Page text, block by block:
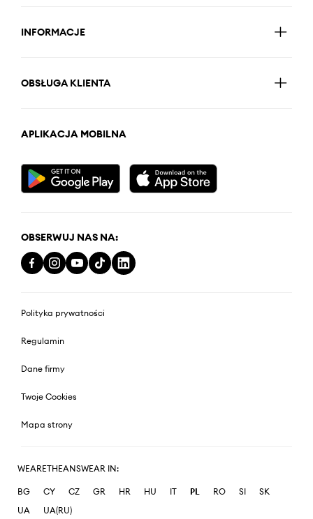
INFORMACJE
OBSŁUGA KLIENTA
APLIKACJA MOBILNA
OBSERWUJ NAS NA:
Polityka prywatności
Regulamin
Dane firmy
Twoje Cookies
Mapa strony
WEARETHEANSWEAR IN:
BG CY CZ GR HR HU IT PL RO SI
SK
UA
UA(RU)